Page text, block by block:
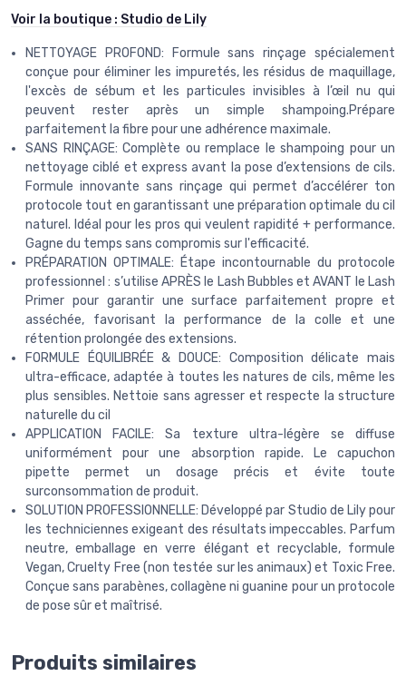
Voir la boutique : Studio de Lily
NETTOYAGE PROFOND: Formule sans rinçage spécialement
conçue pour éliminer les impuretés, les résidus de maquillage,
l'excès de sébum et les particules invisibles à l’œil nu qui
peuvent rester après un simple shampoing.Prépare
parfaitement la fibre pour une adhérence maximale.
SANS RINÇAGE: Complète ou remplace le shampoing pour un
nettoyage ciblé et express avant la pose d’extensions de cils.
Formule innovante sans rinçage qui permet d’accélérer ton
protocole tout en garantissant une préparation optimale du cil
naturel. Idéal pour les pros qui veulent rapidité + performance.
Gagne du temps sans compromis sur l'efficacité.
PRÉPARATION OPTIMALE: Étape incontournable du protocole
professionnel : s’utilise APRÈS le Lash Bubbles et AVANT le Lash
Primer pour garantir une surface parfaitement propre et
asséchée, favorisant la performance de la colle et une
rétention prolongée des extensions.
FORMULE ÉQUILIBRÉE & DOUCE: Composition délicate mais
ultra-efficace, adaptée à toutes les natures de cils, même les
plus sensibles. Nettoie sans agresser et respecte la structure
naturelle du cil
APPLICATION FACILE: Sa texture ultra-légère se diffuse
uniformément pour une absorption rapide. Le capuchon
pipette permet un dosage précis et évite toute
surconsommation de produit.
SOLUTION PROFESSIONNELLE: Développé par Studio de Lily pour
les techniciennes exigeant des résultats impeccables. Parfum
neutre, emballage en verre élégant et recyclable, formule
Vegan, Cruelty Free (non testée sur les animaux) et Toxic Free.
Conçue sans parabènes, collagène ni guanine pour un protocole
de pose sûr et maîtrisé.
Produits similaires